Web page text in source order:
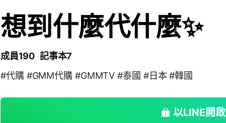
想到什麼代什麼✨
成員190 記事本7
#代購 #GMM代購 #GMMTV #泰國 #日本 #韓國
以LINE開啟